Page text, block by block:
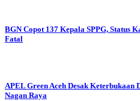
BGN Copot 137 Kepala SPPG, Status
Fatal
APEL Green Aceh Desak
Nagan Raya